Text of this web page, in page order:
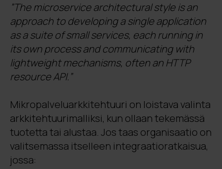
”The microservice architectural style is an
approach to developing a single application
as a suite of small services, each running in
its own process and communicating with
lightweight mechanisms, often an HTTP
resource API.”
Mikropalveluarkkitehtuuri on loistava valinta
arkkitehtuurimalliksi, kun ollaan tekemässä
tuotetta tai alustaa. Jos taas organisaatio on
valitsemassa itselleen integraatioratkaisua,
jossa: